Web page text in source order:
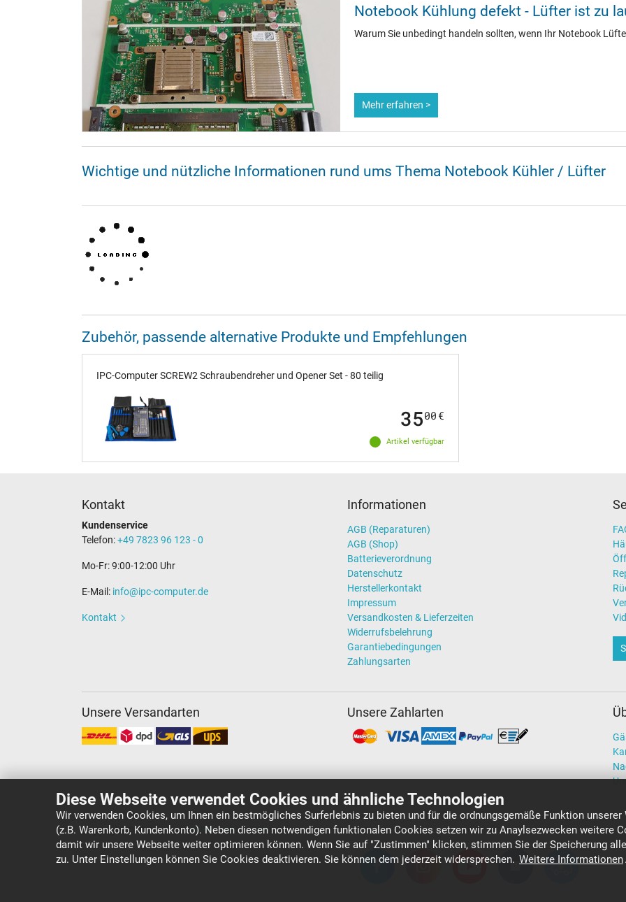
Diese Webseite verwendet Cookies und ähnliche Technologien
Wir verwenden Cookies, um Ihnen ein bestmögliches Surferlebnis zu bieten und für die ordnungsgemäße Funktion unserer
(z.B. Warenkorb, Kundenkonto). Neben diesen notwendigen funktionalen Cookies setzen wir zu Anaylsezwecken weitere
damit wir unsere Webseite weiter optimieren können. Wenn Sie auf "Zustimmen" klicken, stimmen Sie der Speicherung
zu. Unter Einstellungen können Sie Cookies deaktivieren. Sie können dem jederzeit widersprechen. Weitere Informationen.
Notebook Kühlung defekt - Lüfter ist zu
Warum Sie unbedingt handeln sollten, wenn Ihr Notebook
Mehr erfahren >
Wichtige und nützliche Informationen rund ums Thema Notebook Kühler / Lüfter
Zubehör, passende alternative Produkte und Empfehlungen
IPC-Computer SCREW2 Schraubendreher und Opener Set - 80 teilig
Artikel verfügbar
3500 €
Kontakt
Kundenservice
Telefon:+49 7823 96 123 - 0
Mo-Fr: 9:00-12:00 Uhr
E-Mail: info@ipc-computer.de
Kontakt
Informationen
AGB (Reparaturen)
AGB (Shop)
Batterieverordnung
Datenschutz
Herstellerkontakt
Impressum
Versandkosten & Lieferzeiten
Widerrufsbelehrung
Garantiebedingungen
Zahlungsarten
Unsere Versandarten Unsere Zahlarten
Copyright ©IPC-Computer Deutschland GmbH